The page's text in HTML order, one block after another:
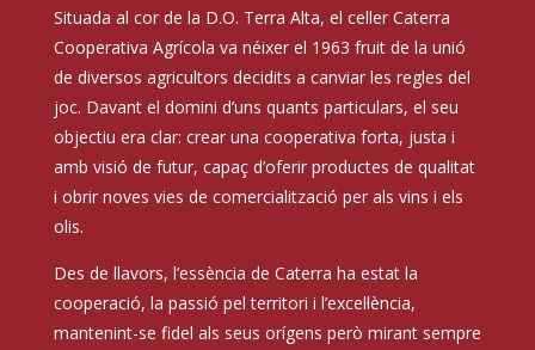
Situada al cor de la D.O. Terra Alta, el celler Caterra
Cooperativa Agrícola va néixer el 1963 fruit de la unió
de diversos agricultors decidits a canviar les regles del
joc. Davant el domini d’uns quants particulars, el seu
objectiu era clar: crear una cooperativa forta, justa i
amb visió de futur, capaç d’oferir productes de qualitat
i obrir noves vies de comercialització per als vins i els
olis.
Des de llavors, l’essència de Caterra ha estat la
cooperació, la passió pel territori i l’excel·lència,
mantenint-se fidel als seus orígens però mirant sempre